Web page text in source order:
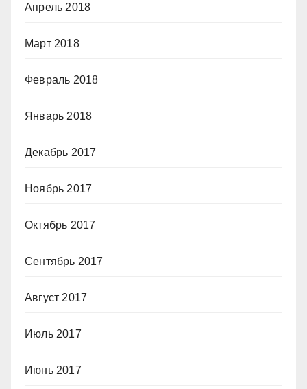
Апрель 2018
Март 2018
Февраль 2018
Январь 2018
Декабрь 2017
Ноябрь 2017
Октябрь 2017
Сентябрь 2017
Август 2017
Июль 2017
Июнь 2017